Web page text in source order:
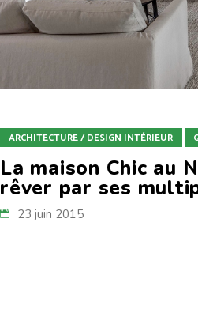
ARCHITECTURE / DESIGN INTÉRIEUR
La maison Chic au
rêver par ses
23 juin 2015